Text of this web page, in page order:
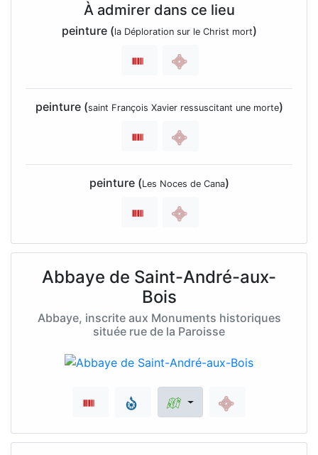
À admirer dans ce lieu
peinture (la Déploration sur le Christ mort)
peinture (saint François Xavier ressuscitant une morte)
peinture (Les Noces de Cana)
Abbaye de Saint-André-aux-
Bois
Abbaye, inscrite aux Monuments historiques
située rue de la Paroisse